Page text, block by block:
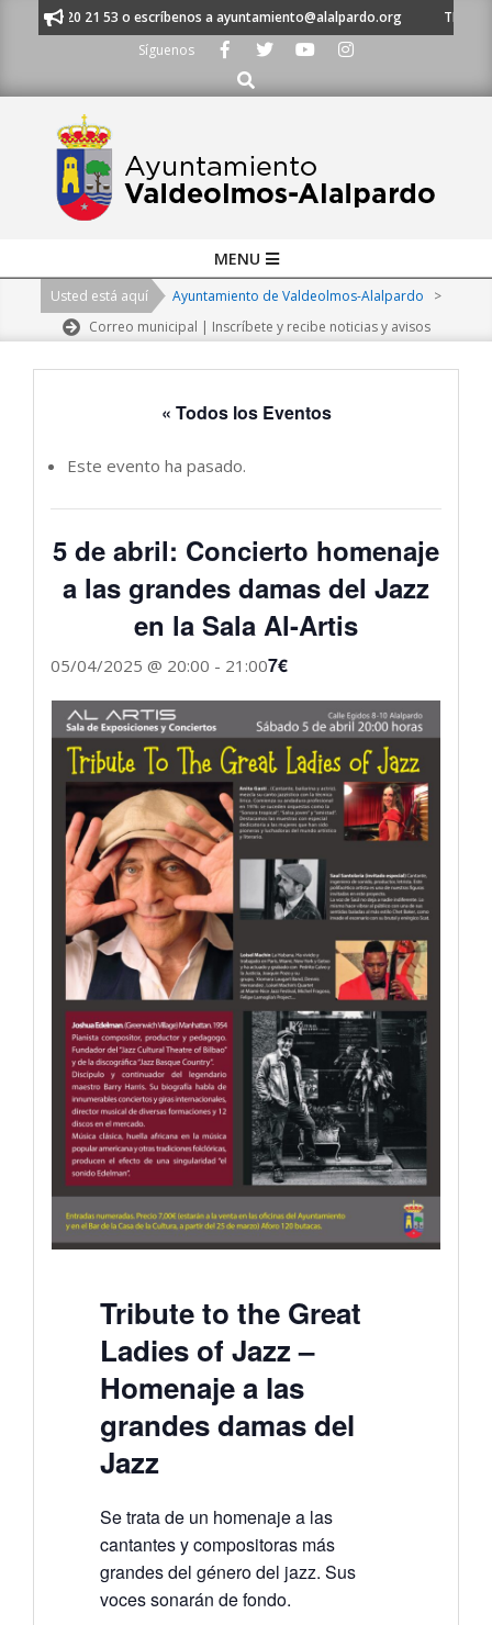
al 91 620 21 53 o escríbenos a ayuntamiento@alalpardo.org
TE
Síguenos
Buscar
Navigation
MENU
Usted está aquí Ayuntamiento de Valdeolmos-Alalpardo
>
Correo municipal | Inscríbete y recibe noticias y avisos
« Todos los Eventos
Este evento ha pasado.
5 de abril: Concierto homenaje
a las grandes damas del Jazz
en la Sala Al-Artis
05/04/2025 @ 20:00 - 21:007€
Tribute to the Great
Ladies of Jazz –
Homenaje a las
grandes damas del
Jazz
Se trata de un homenaje a las
cantantes y compositoras más
grandes del género del jazz. Sus
voces sonarán de fondo.